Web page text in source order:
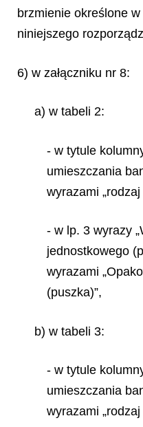
brzmienie określone
niniejszego
6) w załączniku nr 8:
a) w tabeli 2:
- w tytule
umieszczania
wyrazami
- w lp. 3 wyrazy
jednostkowego
wyrazami
(puszka)”,
b) w tabeli 3:
- w tytule
umieszczania
wyrazami